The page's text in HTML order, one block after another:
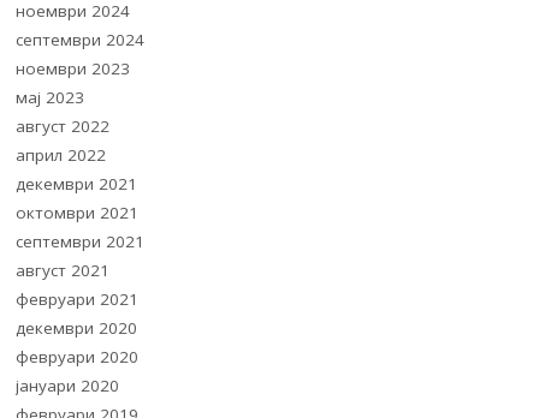
ноември 2024
септември 2024
ноември 2023
мај 2023
август 2022
април 2022
декември 2021
октомври 2021
септември 2021
август 2021
февруари 2021
декември 2020
февруари 2020
јануари 2020